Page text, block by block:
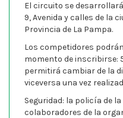
El circuito se
9, Avenida y calles de la
Provincia de La Pampa.
Los competidores
momento de inscribirse:
permitirá cambiar de la
viceversa una vez
Seguridad: la policía de
colaboradores de la